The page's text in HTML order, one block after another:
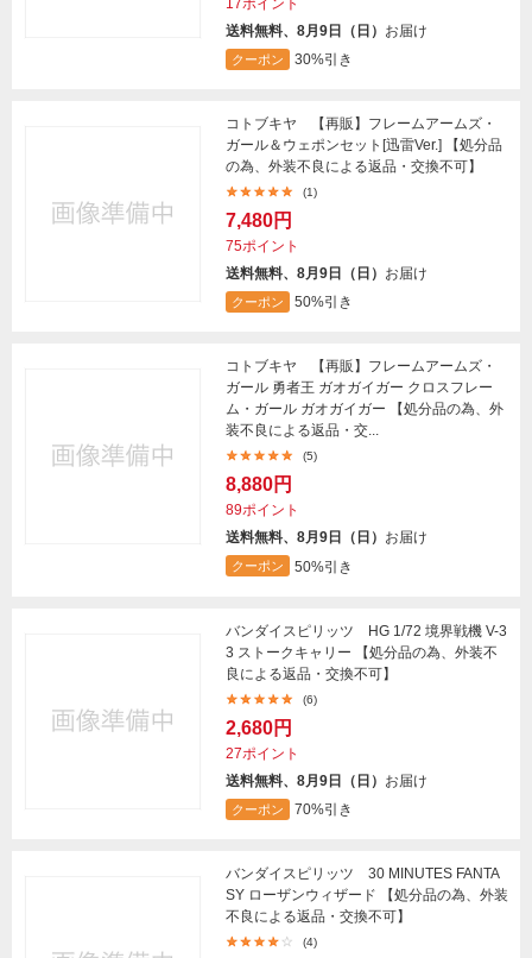
送料無料、8月9日（日） お届け
クーポン 30%引き
コトブキヤ 【再販】フレームアームズ・
ガール＆ウェポンセット[迅雷Ver.] 【処分品
の為、外装不良による返品・交換不可】
(1)
7,480円
75ポイント
送料無料、8月9日（日） お届け
クーポン 50%引き
コトブキヤ 【再販】フレームアームズ・
ガール 勇者王 ガオガイガー クロスフレー
ム・ガール ガオガイガー 【処分品の為、外
装不良による返品・交...
(5)
8,880円
89ポイント
送料無料、8月9日（日） お届け
クーポン 50%引き
バンダイスピリッツ HG 1/72 境界戦機 V-3
3 ストークキャリー 【処分品の為、外装不
良による返品・交換不可】
(6)
2,680円
27ポイント
送料無料、8月9日（日） お届け
クーポン 70%引き
バンダイスピリッツ 30 MINUTES FANTA
SY ローザンウィザード 【処分品の為、外装
不良による返品・交換不可】
(4)